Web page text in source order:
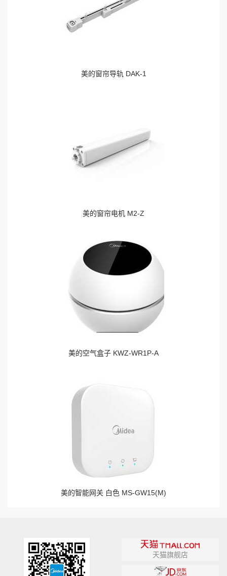
美的窗帘导轨 DAK-1
美的窗帘电机 M2-Z
美的空气盒子 KWZ-WR1P-A
美的智能网关 白色 MS-GW15(M)
天猫旗舰店